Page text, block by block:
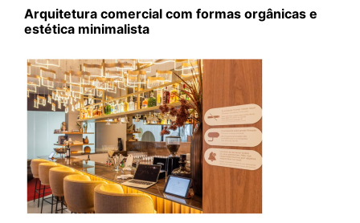
Arquitetura comercial com formas orgânicas e
estética minimalista